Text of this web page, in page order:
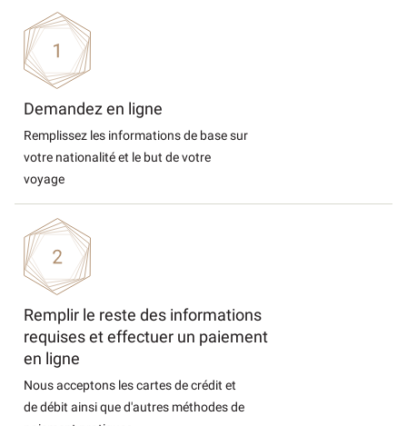
Demandez en ligne
Remplissez les informations de base sur
votre nationalité et le but de votre
voyage
Remplir le reste des informations
requises et effectuer un paiement
en ligne
Nous acceptons les cartes de crédit et
de débit ainsi que d'autres méthodes de